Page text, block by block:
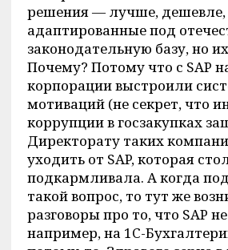
решения — лучше, дешевле,
адаптированные под
законодательную базу, но
Почему? Потому что с SAP
корпорации выстроили
мотиваций (не секрет, что
коррупции в госзакупках
Директорату таких
уходить от SAP, которая
подкармливала. А когда
такой вопрос, то тут же
разговоры про то, что SAP
например, на 1C-